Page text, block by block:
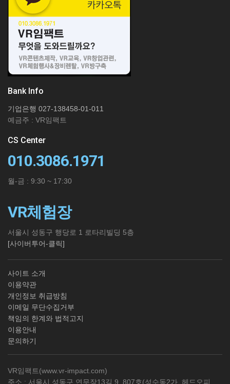
Bank Info
기업은행 027-138458-01-011
예금주 : VR임팩트
CS Center
010.3086.1971
월-금 : 9:30 ~ 17:30
VR체험장
서울시 성동구 행당로 1 로타리빌딩 5층
[사이버투어-클릭]
사이트 소개
이용약관
개인정보 취급방침
이메일 무단수집거부
책임의 한계와 법적고지
이용안내
문의하기
VR임팩트(www.vr-impact.com)
주소 : 서울시 성동구 연무장13길 9, 807호(성수동2가, 헤드오피